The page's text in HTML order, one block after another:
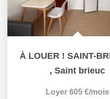
, Saint brieuc
Loyer 605 €/mois